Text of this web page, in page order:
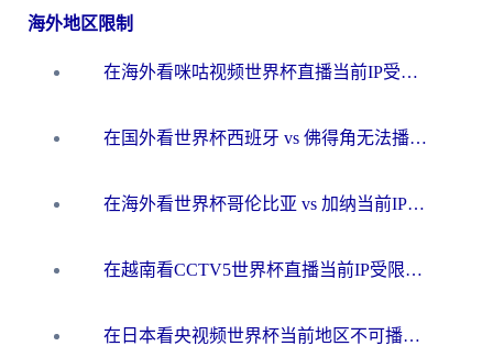
海外地区限制
在海外看咪咕视频世界杯直播当前IP受限制？这篇指南帮你搞定所有体育赛事观看难题
在国外看世界杯西班牙 vs 佛得角无法播放？这篇指南帮你解锁所有中文体育直播
在海外看世界杯哥伦比亚 vs 加纳当前IP受限制？这篇指南帮你流畅看中文解说赛事
在越南看CCTV5世界杯直播当前IP受限制？海外党体育观赛终极指南来了
在日本看央视频世界杯当前地区不可播放？海外党体育观赛终极指南